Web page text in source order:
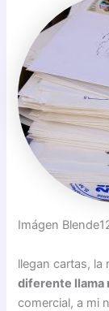
Imágen
llegan cartas, la
diferente llama
comercial, a mi